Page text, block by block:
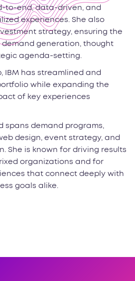
to-end, data-driven, and
experiences. She also
strategy, ensuring the
generation, thought
agenda-setting.
IBM has streamlined and
while expanding the
of key experiences
spans demand programs,
design, event strategy, and
She is known for driving results
organizations and for
that connect deeply with
goals alike.